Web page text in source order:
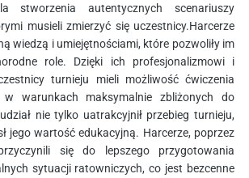
stworzenia autentycznych scenariuszy
musieli zmierzyć się uczestnicy.Harcerze
wiedzą i umiejętnościami, które pozwoliły im
role. Dzięki ich profesjonalizmowi i
turnieju mieli możliwość ćwiczenia
w warunkach maksymalnie zbliżonych do
nie tylko uatrakcyjnił przebieg turnieju,
jego wartość edukacyjną. Harcerze, poprzez
się do lepszego przygotowania
sytuacji ratowniczych, co jest bezcenne